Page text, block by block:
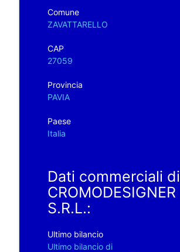
Comune
ZAVATTARELLO
CAP
27059
Provincia
PAVIA
Paese
Italia
Dati commerciali di
CROMODESIGNER
S.R.L.:
Ultimo bilancio
Ultimo bilancio di